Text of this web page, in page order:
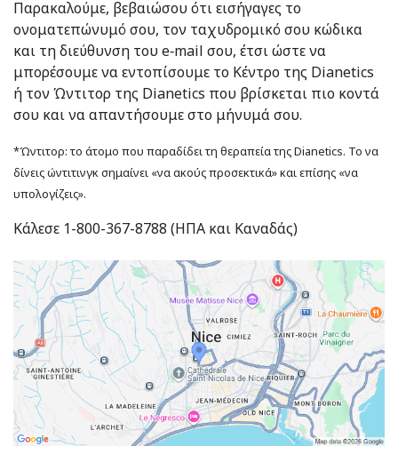
Παρακαλούμε, βεβαιώσου ότι εισήγαγες το
ονοματεπώνυμό σου, τον ταχυδρομικό σου κώδικα
και τη διεύθυνση του e‑mail σου, έτσι ώστε να
μπορέσουμε να εντοπίσουμε το Κέντρο της Dianetics
ή τον Ώντιτορ της Dianetics που βρίσκεται πιο κοντά
σου και να απαντήσουμε στο μήνυμά σου.
*Ώντιτορ: το άτομο που παραδίδει τη θεραπεία της Dianetics. Το να
δίνεις ώντιτινγκ σημαίνει «να ακούς προσεκτικά» και επίσης «να
υπολογίζεις».
Κάλεσε 1-800-367-8788 (ΗΠΑ και Καναδάς)